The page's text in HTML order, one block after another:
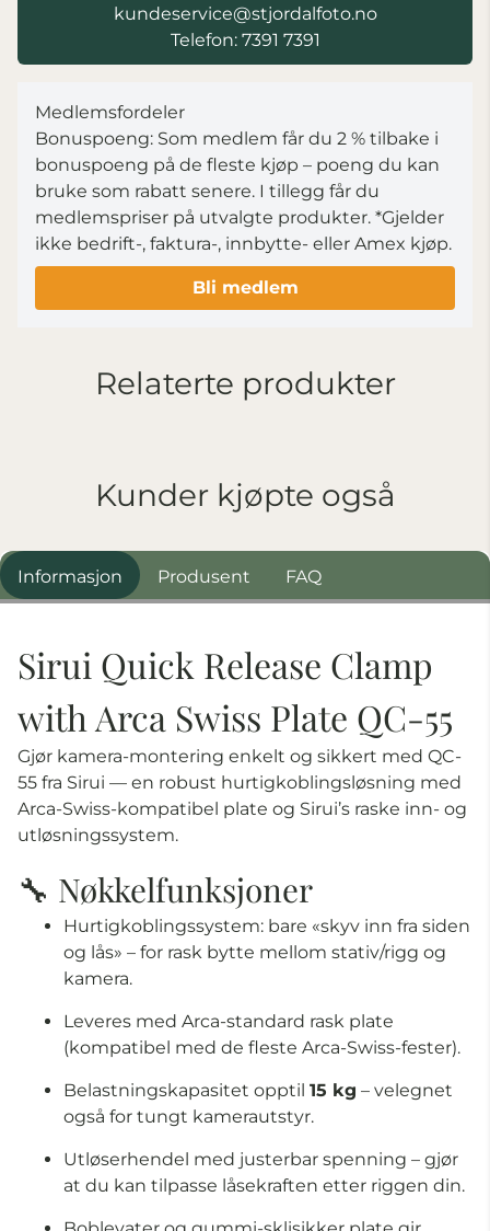
kundeservice@stjordalfoto.no
Telefon: 7391 7391
Medlemsfordeler
Bonuspoeng: Som medlem får du 2 % tilbake i
bonuspoeng på de fleste kjøp – poeng du kan
bruke som rabatt senere. I tillegg får du
medlemspriser på utvalgte produkter. *Gjelder
ikke bedrift-, faktura-, innbytte- eller Amex kjøp.
Bli medlem
Relaterte produkter
Kunder kjøpte også
Informasjon Produsent FAQ
Sirui Quick Release Clamp
with Arca Swiss Plate QC-55
Gjør kamera-montering enkelt og sikkert med QC-
55 fra Sirui — en robust hurtigkoblingsløsning med
Arca-Swiss-kompatibel plate og Si­rui’s raske inn- og
utløsningssystem.
🔧 Nøkkelfunksjoner
Hurtigkoblingssystem: bare «skyv inn fra siden
og lås» – for rask bytte mellom stativ/rigg og
kamera.
Leveres med Arca-standard rask plate
(kompatibel med de fleste Arca-Swiss-fester).
Belastningskapasitet opptil 15 kg – velegnet
også for tungt kamerautstyr.
Utløserhendel med justerbar spenning – gjør
at du kan tilpasse låsekraften etter riggen din.